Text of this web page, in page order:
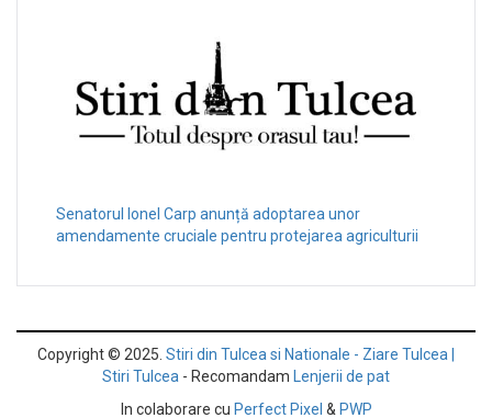
Senatorul Ionel Carp anunță adoptarea unor
amendamente cruciale pentru protejarea agriculturii
Copyright © 2025. Stiri din Tulcea si Nationale - Ziare Tulcea |
Stiri Tulcea - Recomandam
Lenjerii de pat
In colaborare cu Perfect Pixel & PWP